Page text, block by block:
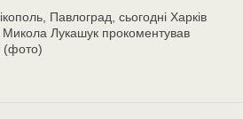
Павлоград, сьогодні Харків
Микола Лукашук прокоментував
(фото)